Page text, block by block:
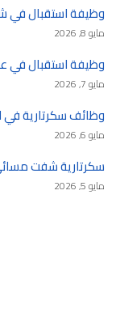
وظيفة استقبال في شركة
مايو 8, 2026
وظيفة استقبال في
مايو 7, 2026
وظائف سكرتارية في
مايو 6, 2026
سكرتارية شفت مسائي لعام
مايو 5, 2026